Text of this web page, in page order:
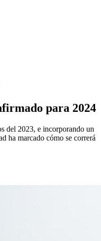
para 2024
del 2023, e incorporando un
ha marcado cómo se correrá